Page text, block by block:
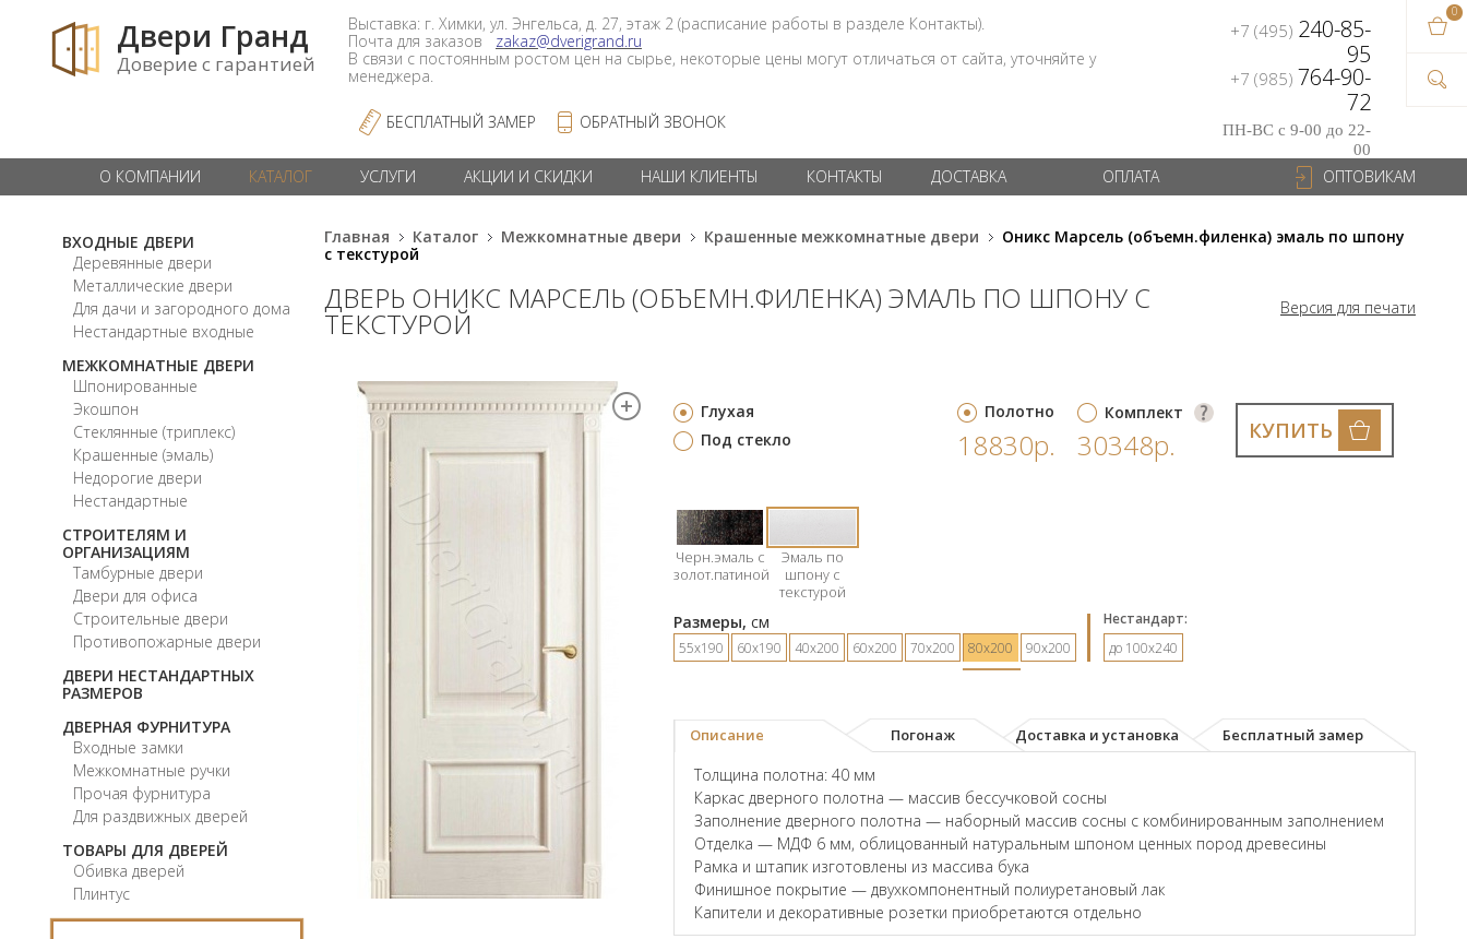
Двери Гранд
Доверие с гарантией
Выставка: г. Химки, ул. Энгельса, д. 27, этаж 2 (расписание работы в разделе Контакты).
Почта для заказов zakaz@dverigrand.ru
В связи с постоянным ростом цен на сырье, некоторые цены могут отличаться от сайта, уточняйте у
менеджера.
БЕСПЛАТНЫЙ ЗАМЕР ОБРАТНЫЙ ЗВОНОК
+7 (495) 240-85-
95
+7 (985) 764-90-
72
ПН-ВС с 9-00 до 22-
00
О КОМПАНИИ КАТАЛОГ УСЛУГИ АКЦИИ И СКИДКИ НАШИ КЛИЕНТЫ КОНТАКТЫ ДОСТАВКА ОПЛАТА ОПТОВИКАМ
ВХОДНЫЕ ДВЕРИ
Деревянные двери
Металлические двери
Для дачи и загородного дома
Нестандартные входные
МЕЖКОМНАТНЫЕ ДВЕРИ
Шпонированные
Экошпон
Стеклянные (триплекс)
Крашенные (эмаль)
Недорогие двери
Нестандартные
СТРОИТЕЛЯМ И
ОРГАНИЗАЦИЯМ
Тамбурные двери
Двери для офиса
Строительные двери
Противопожарные двери
ДВЕРИ НЕСТАНДАРТНЫХ
РАЗМЕРОВ
ДВЕРНАЯ ФУРНИТУРА
Входные замки
Межкомнатные ручки
Прочая фурнитура
Для раздвижных дверей
ТОВАРЫ ДЛЯ ДВЕРЕЙ
Обивка дверей
Плинтус
Главная Каталог Межкомнатные двери Крашенные межкомнатные двери
Оникс Марсель (объемн.филенка) эмаль по шпону
с текстурой
Версия для печати
ДВЕРЬ ОНИКС МАРСЕЛЬ (ОБЪЕМН.ФИЛЕНКА) ЭМАЛЬ ПО ШПОНУ С
ТЕКСТУРОЙ
Глухая
Под стекло
КУПИТЬ
Полотно
18830р.
Комплект
30348р.
Черн.эмаль с
золот.патиной
Эмаль по
шпону с
текстурой
Размеры, см
55х190 60х190 40х200 60х200 70х200 80х200 90х200
Hестандарт:
до 100x240
Описание Погонаж Доставка и установка Бесплатный замер
Толщина полотна: 40 мм
Каркас дверного полотна — массив бессучковой сосны
Заполнение дверного полотна — наборный массив сосны с комбинированным заполнением
Отделка — МДФ 6 мм, облицованный натуральным шпоном ценных пород древесины
Рамка и штапик изготовлены из массива бука
Финишное покрытие — двухкомпонентный полиуретановый лак
Капители и декоративные розетки приобретаются отдельно
0
В
на